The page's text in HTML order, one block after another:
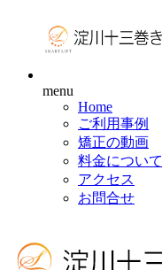
menu
Home
ご利用事例
矯正の動画
料金について
アクセス
お問合せ